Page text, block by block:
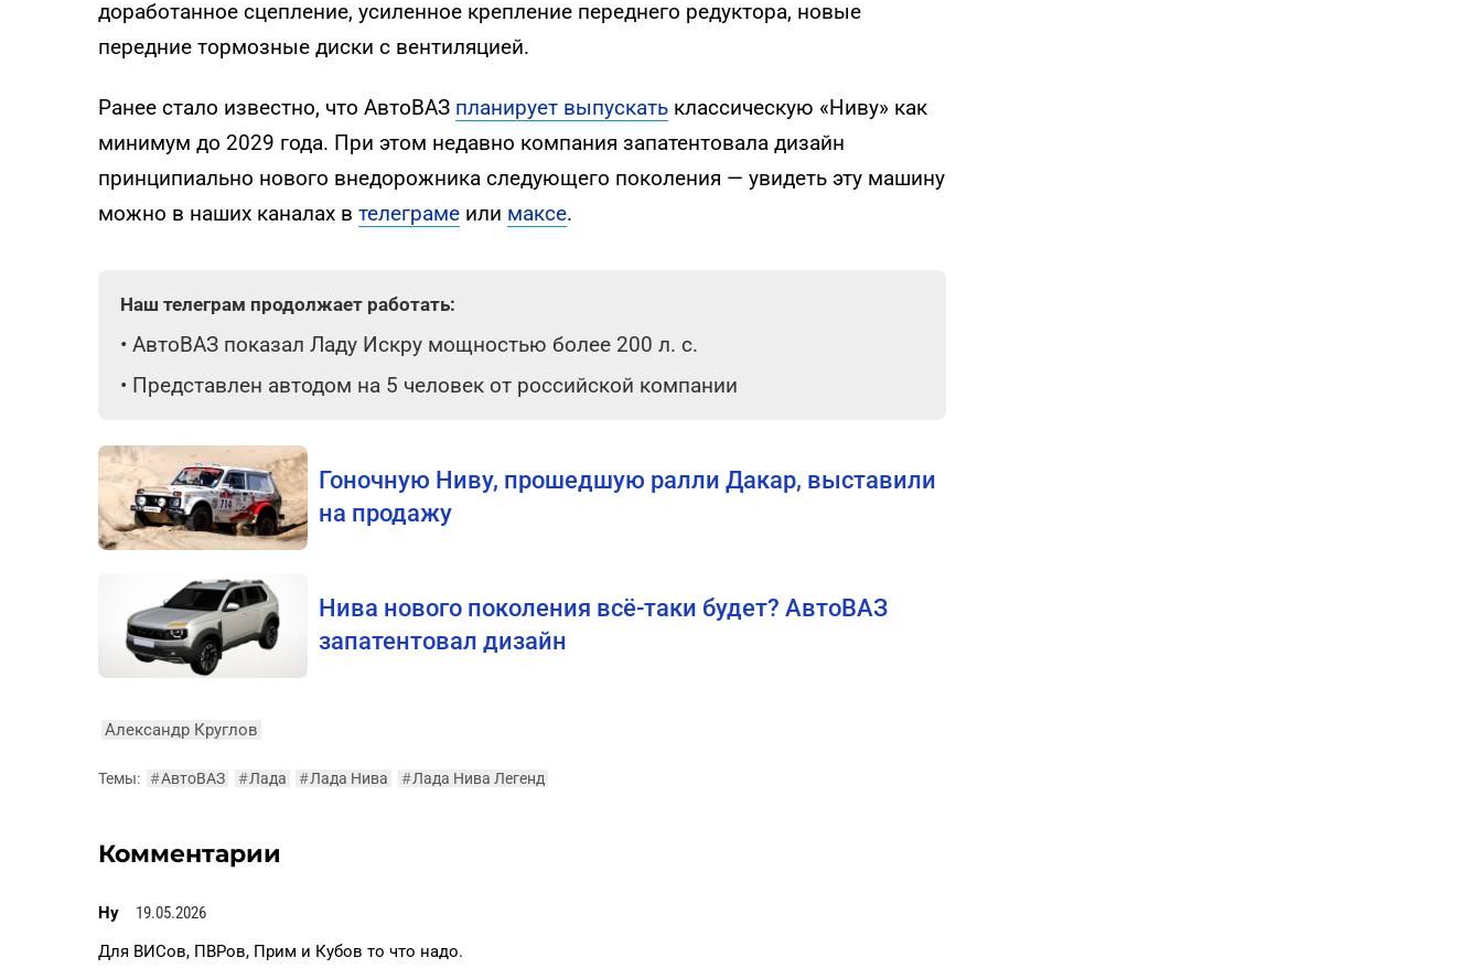
доработанное сцепление, усиленное крепление переднего редуктора, новые
передние тормозные диски с вентиляцией.
Ранее стало известно, что АвтоВАЗ планирует выпускать классическую «Ниву» как
минимум до 2029 года. При этом недавно компания запатентовала дизайн
принципиально нового внедорожника следующего поколения — увидеть эту машину
можно в наших каналах в телеграме или максе.
Наш телеграм продолжает работать:
• АвтоВАЗ показал Ладу Искру мощностью более 200 л. с.
• Представлен автодом на 5 человек от российской компании
Гоночную Ниву, прошедшую ралли Дакар, выставили
на продажу
Нива нового поколения всё-таки будет? АвтоВАЗ
запатентовал дизайн
Александр Круглов
Темы: #АвтоВАЗ #Лада #Лада Нива #Лада Нива Легенд
Комментарии
Ну
19.05.2026
Для ВИСов, ПВРов, Прим и Кубов то что надо.